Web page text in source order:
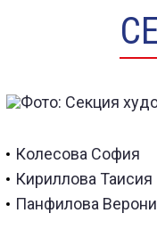
Колесова София
Кириллова Таисия
Панфилова